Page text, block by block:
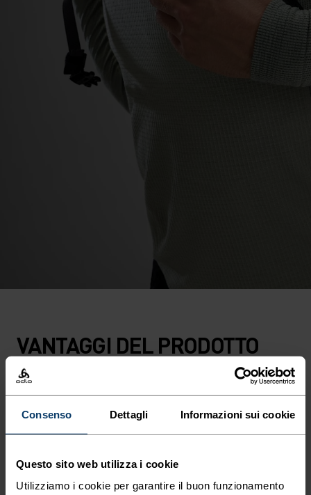
Consenso Dettagli Informazioni sui cookie
Questo sito web utilizza i cookie
Utilizziamo i cookie per garantire il buon funzionamento
VANTAGGI DEL PRODOTTO